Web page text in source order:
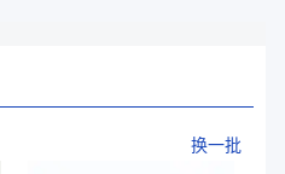
换一批